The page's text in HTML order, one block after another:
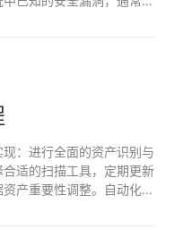
：进行全面的资产识别与
适的扫描工具，定期更新
产重要性调整。自动化报